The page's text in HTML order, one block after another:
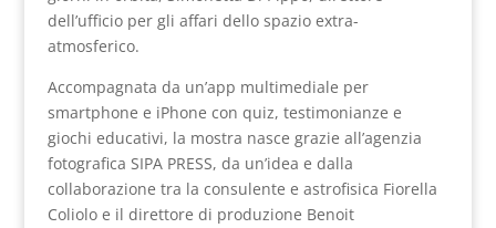
dell’ufficio per gli affari dello spazio extra-
atmosferico.
Accompagnata da un’app multimediale per
smartphone e iPhone con quiz, testimonianze e
giochi educativi, la mostra nasce grazie all’agenzia
fotografica SIPA PRESS, da un’idea e dalla
collaborazione tra la consulente e astrofisica Fiorella
Coliolo e il direttore di produzione Benoit